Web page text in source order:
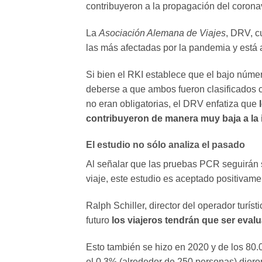
contribuyeron a la propagación del
La Asociación Alemana de Viajes, DRV,
las más afectadas por la pandemia y
Si bien el RKI establece que el bajo
deberse a que ambos fueron clasificados
no eran obligatorias, el DRV enfatiza que
contribuyeron de manera muy baja a
El estudio no sólo analiza el pasado
Al señalar que las pruebas PCR
viaje, este estudio es aceptado
Ralph Schiller, director del operador
futuro los viajeros tendrán que ser
Esto también se hizo en 2020 y de los